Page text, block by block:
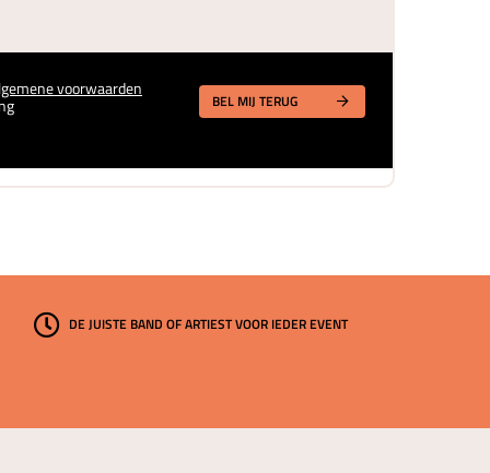
voorwaarden
BEL MIJ TERUG
DE JUISTE BAND OF ARTIEST VOOR IEDER EVENT